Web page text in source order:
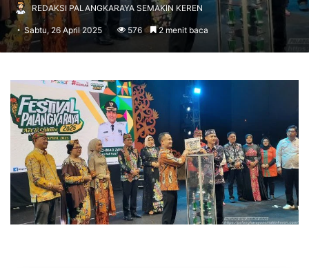
REDAKSI PALANGKARAYA SEMAKIN KEREN
Sabtu, 26 April 2025 576 2 menit baca